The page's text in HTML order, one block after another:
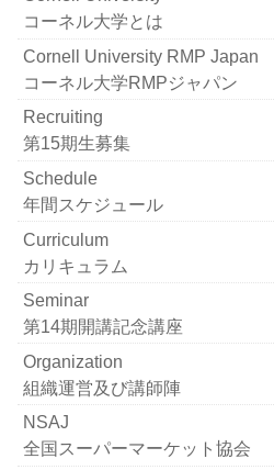
コーネル大学とは
Cornell University RMP Japan
コーネル大学RMPジャパン
Recruiting
第15期生募集
Schedule
年間スケジュール
Curriculum
カリキュラム
Seminar
第14期開講記念講座
Organization
組織運営及び講師陣
NSAJ
全国スーパーマーケット協会